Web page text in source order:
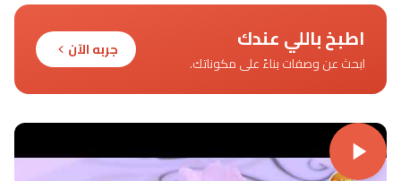
اطبخ باللي عندك
ابحث عن وصفات بناءً على مكوناتك.
جربه الآن